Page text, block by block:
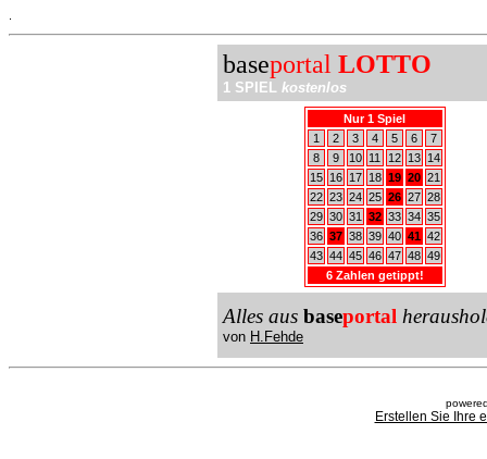
baseportal LOTTO
1 SPIEL kostenlos
Nur 1 Spiel
1
2 3 4 5 6
7
8
9 10 11 12 13
14
15
16 17 18 19 20 21
22 23 24 25 26 27 28
29 30 31 32 33 34 35
36 37 38 39 40 41 42
43 44 45 46 47 48 49
6 Zahlen getippt!
Alles aus baseportal
von H.Fehde
Erstellen Sie Ihre